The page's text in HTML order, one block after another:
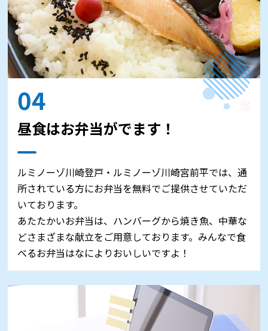
04
昼食はお弁当がでます！
ルミノーゾ川崎登戸・ルミノーゾ川崎宮前平では、通
所されている方にお弁当を無料でご提供させていただ
いております。
あたたかいお弁当は、ハンバーグから焼き魚、中華な
どさまざまな献立をご用意しております。みんなで食
べるお弁当はなによりおいしいですよ！